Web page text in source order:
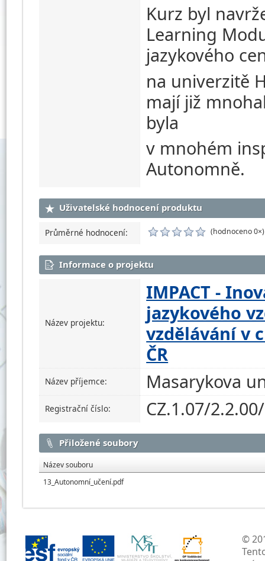
Kurz byl
Learning
jazykového
na univerzitě
mají již
byla
v mnohém
Autonomně.
Uživatelské hodnocení produktu
Průměrné hodnocení: (hodnoceno 0×)
Informace o projektu
Název projektu:
IMPACT -
jazykového
vzdělávání v
ČR
Název příjemce: Masarykova
Registrační číslo: CZ.1.07/
Přiložené soubory
Název souboru
13_Autonomní_učení.pdf
©